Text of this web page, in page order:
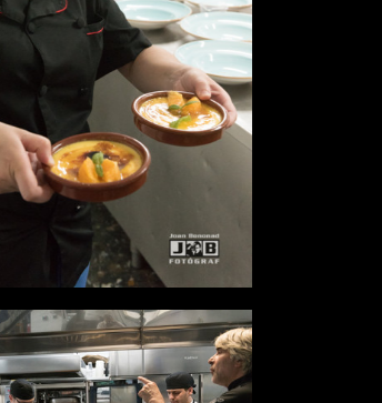
0,00 €